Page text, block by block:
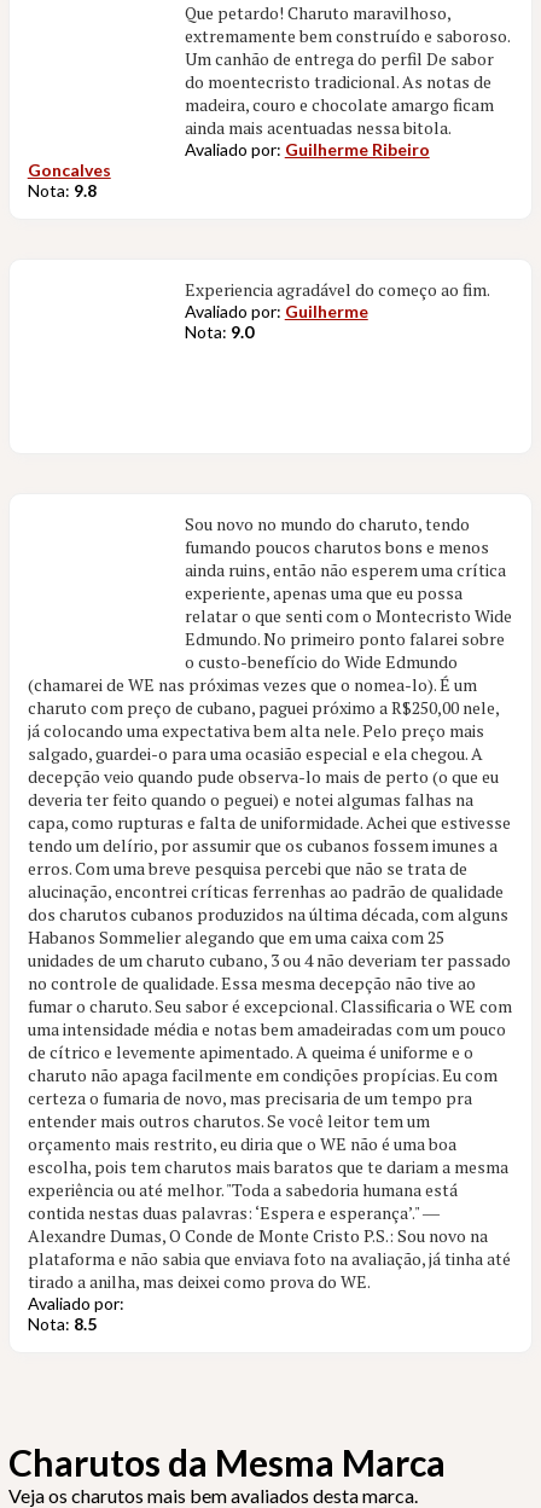
Que petardo! Charuto maravilhoso,
extremamente bem construído e saboroso.
Um canhão de entrega do perfil De sabor
do moentecristo tradicional. As notas de
madeira, couro e chocolate amargo ficam
ainda mais acentuadas nessa bitola.
Avaliado por: Guilherme Ribeiro
Goncalves
Nota: 9.8
Experiencia agradável do começo ao fim.
Avaliado por: Guilherme
Nota: 9.0
Sou novo no mundo do charuto, tendo
fumando poucos charutos bons e menos
ainda ruins, então não esperem uma crítica
experiente, apenas uma que eu possa
relatar o que senti com o Montecristo Wide
Edmundo. No primeiro ponto falarei sobre
o custo-benefício do Wide Edmundo
(chamarei de WE nas próximas vezes que o nomea-lo). É um
charuto com preço de cubano, paguei próximo a R$250,00 nele,
já colocando uma expectativa bem alta nele. Pelo preço mais
salgado, guardei-o para uma ocasião especial e ela chegou. A
decepção veio quando pude observa-lo mais de perto (o que eu
deveria ter feito quando o peguei) e notei algumas falhas na
capa, como rupturas e falta de uniformidade. Achei que estivesse
tendo um delírio, por assumir que os cubanos fossem imunes a
erros. Com uma breve pesquisa percebi que não se trata de
alucinação, encontrei críticas ferrenhas ao padrão de qualidade
dos charutos cubanos produzidos na última década, com alguns
Habanos Sommelier alegando que em uma caixa com 25
unidades de um charuto cubano, 3 ou 4 não deveriam ter passado
no controle de qualidade. Essa mesma decepção não tive ao
fumar o charuto. Seu sabor é excepcional. Classificaria o WE com
uma intensidade média e notas bem amadeiradas com um pouco
de cítrico e levemente apimentado. A queima é uniforme e o
charuto não apaga facilmente em condições propícias. Eu com
certeza o fumaria de novo, mas precisaria de um tempo pra
entender mais outros charutos. Se você leitor tem um
orçamento mais restrito, eu diria que o WE não é uma boa
escolha, pois tem charutos mais baratos que te dariam a mesma
experiência ou até melhor. "Toda a sabedoria humana está
contida nestas duas palavras: ‘Espera e esperança’." ―
Alexandre Dumas, O Conde de Monte Cristo P.S.: Sou novo na
plataforma e não sabia que enviava foto na avaliação, já tinha até
tirado a anilha, mas deixei como prova do WE.
Avaliado por:
Nota: 8.5
Charutos da Mesma Marca
Veja os charutos mais bem avaliados desta marca.